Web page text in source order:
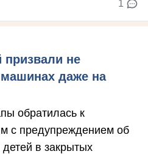
1
призвали не
даже на
обратилась к
с предупреждением об
в закрытых